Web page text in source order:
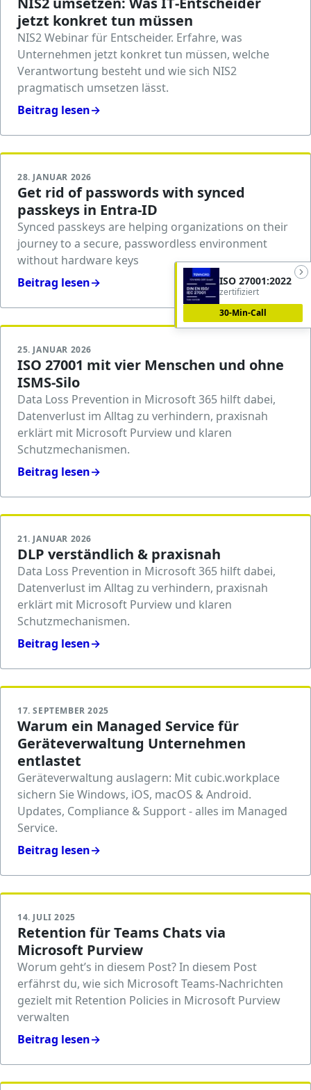
jetzt konkret tun müssen
NIS2 Webinar für Entscheider. Erfahre, was
Unternehmen jetzt konkret tun müssen, welche
Verantwortung besteht und wie sich NIS2
pragmatisch umsetzen lässt.
Beitrag lesen→
28. JANUAR 2026
Get rid of passwords with synced
passkeys in Entra-ID
Synced passkeys are helping organizations on their
journey to a secure, passwordless environment
without hardware keys
Beitrag lesen→
25. JANUAR 2026
ISO 27001 mit vier Menschen und ohne
ISMS-Silo
Data Loss Prevention in Microsoft 365 hilft dabei,
Datenverlust im Alltag zu verhindern, praxisnah
erklärt mit Microsoft Purview und klaren
Schutzmechanismen.
Beitrag lesen→
21. JANUAR 2026
DLP verständlich & praxisnah
Data Loss Prevention in Microsoft 365 hilft dabei,
Datenverlust im Alltag zu verhindern, praxisnah
erklärt mit Microsoft Purview und klaren
Schutzmechanismen.
Beitrag lesen→
17. SEPTEMBER 2025
Warum ein Managed Service für
Geräteverwaltung Unternehmen
entlastet
Geräteverwaltung auslagern: Mit cubic.workplace
sichern Sie Windows, iOS, macOS & Android.
Updates, Compliance & Support - alles im Managed
Service.
Beitrag lesen→
14. JULI 2025
Retention für Teams Chats via
Microsoft Purview
Worum geht’s in diesem Post? In diesem Post
erfährst du, wie sich Microsoft Teams-Nachrichten
gezielt mit Retention Policies in Microsoft Purview
verwalten
Beitrag lesen→
ISO 27001:2022
zertifiziert
30-Min-Call